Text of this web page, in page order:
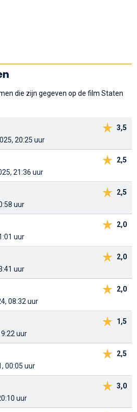
die zijn gegeven op de film Staten
3,5
20:25 uur
2,5
21:36 uur
2,5
uur
2,0
uur
2,0
uur
2,0
08:32 uur
1,5
uur
2,5
00:05 uur
3,0
uur